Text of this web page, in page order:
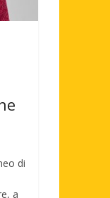
di
a